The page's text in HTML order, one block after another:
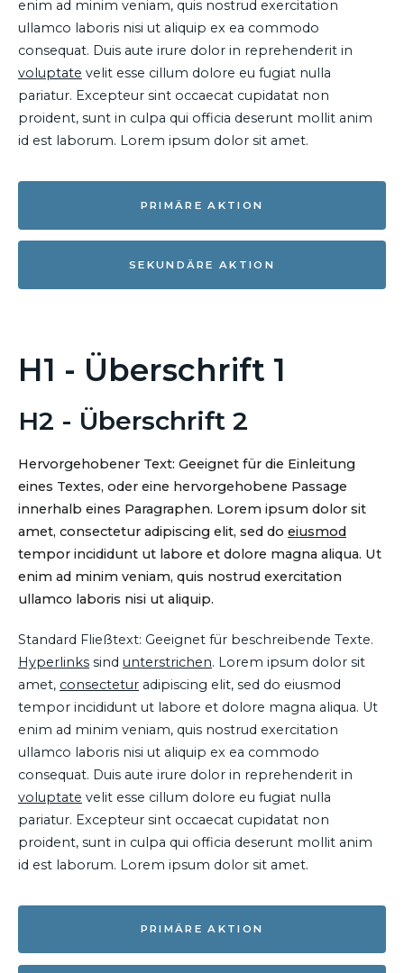
enim ad minim veniam, quis nostrud exercitation
ullamco laboris nisi ut aliquip ex ea commodo
consequat. Duis aute irure dolor in reprehenderit in
voluptate velit esse cillum dolore eu fugiat nulla
pariatur. Excepteur sint occaecat cupidatat non
proident, sunt in culpa qui officia deserunt mollit anim
id est laborum. Lorem ipsum dolor sit amet.
PRIMÄRE AKTION
SEKUNDÄRE AKTION
H1 - Überschrift 1
H2 - Überschrift 2
Hervorgehobener Text: Geeignet für die Einleitung
eines Textes, oder eine hervorgehobene Passage
innerhalb eines Paragraphen. Lorem ipsum dolor sit
amet, consectetur adipiscing elit, sed do eiusmod
tempor incididunt ut labore et dolore magna aliqua. Ut
enim ad minim veniam, quis nostrud exercitation
ullamco laboris nisi ut aliquip.
Standard Fließtext: Geeignet für beschreibende Texte.
Hyperlinks sind unterstrichen. Lorem ipsum dolor sit
amet, consectetur adipiscing elit, sed do eiusmod
tempor incididunt ut labore et dolore magna aliqua. Ut
enim ad minim veniam, quis nostrud exercitation
ullamco laboris nisi ut aliquip ex ea commodo
consequat. Duis aute irure dolor in reprehenderit in
voluptate velit esse cillum dolore eu fugiat nulla
pariatur. Excepteur sint occaecat cupidatat non
proident, sunt in culpa qui officia deserunt mollit anim
id est laborum. Lorem ipsum dolor sit amet.
PRIMÄRE AKTION